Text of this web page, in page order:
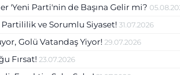
'Yeni Parti'nin de Başına Gelir mi?
ve Sorumlu Siyaset!31.07.2026
Golü Vatandaş Yiyor!29.07.2026
Fırsat!23.07.2026